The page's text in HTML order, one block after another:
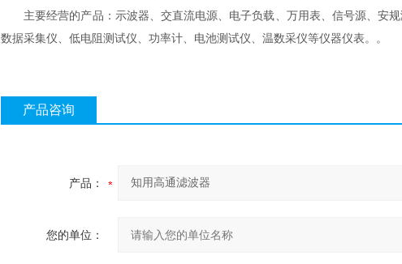
主要经营的产品：示波器、交直流电源、电子负载、万用表、信号源、安规
数据采集仪、低电阻测试仪、功率计、电池测试仪、温数采仪等仪器仪表。。
产品咨询
产品：
您的单位：